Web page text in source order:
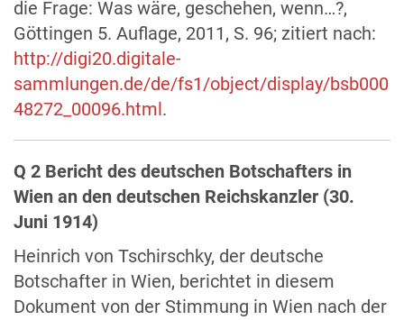
die Frage: Was wäre, geschehen, wenn…?,
Göttingen 5. Auflage, 2011, S. 96; zitiert nach:
http://digi20.digitale-
sammlungen.de/de/fs1/object/display/bsb000
48272_00096.html.
Q 2 Bericht des deutschen Botschafters in
Wien an den deutschen Reichskanzler (30.
Juni 1914)
Heinrich von Tschirschky, der deutsche
Botschafter in Wien, berichtet in diesem
Dokument von der Stimmung in Wien nach der